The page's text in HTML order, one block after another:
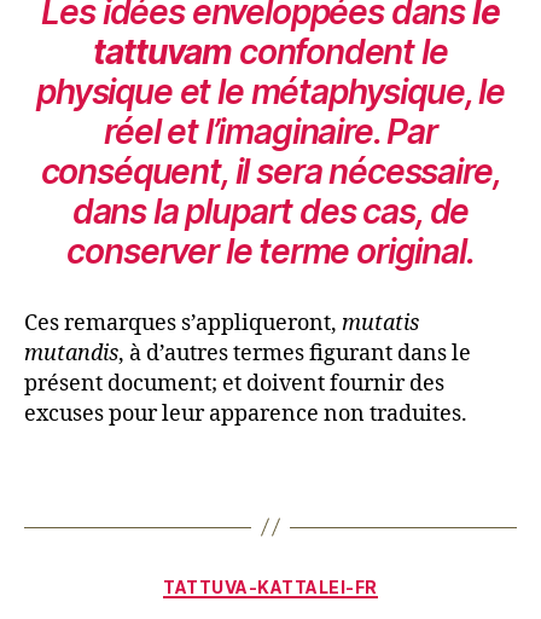
Les idées enveloppées dansle
tattuvam confondent le
physique et le métaphysique, le
réel et l’imaginaire. Par
conséquent, il sera nécessaire,
dans la plupart des cas, de
conserver le terme original.
Ces remarques s’appliqueront, mutatis
mutandis, à d’autres termes figurant dans le
présent document; et doivent fournir des
excuses pour leur apparence non traduites.
Catégories
TATTUVA-KATTALEI-FR